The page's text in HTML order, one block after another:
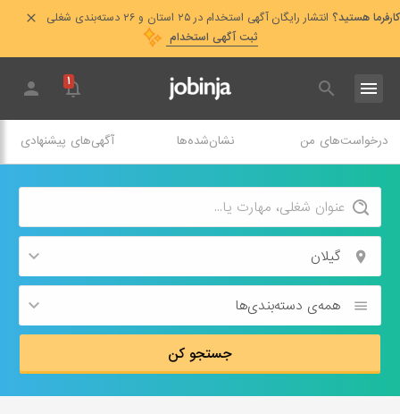
کارفرما هستید؟ انتشار رایگان آگهی استخدام در ۲۵ استان و ۲۶ دسته‌بندی شغلی
ثبت آگهی استخدام
۱
درخواست‌های من نشان‌شده‌ها آگهی‌های پیشنهادی
گیلان
همه‌ی دسته‌بندی‌ها
جستجو کن